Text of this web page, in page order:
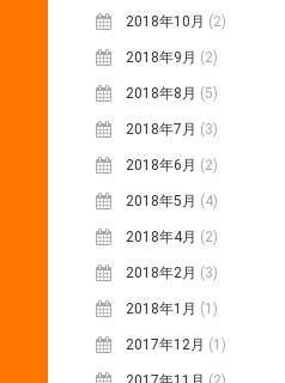
2018年10月 (2)
2018年9月 (2)
2018年8月 (5)
2018年7月 (3)
2018年6月 (2)
2018年5月 (4)
2018年4月 (2)
2018年2月 (3)
2018年1月 (1)
2017年12月 (1)